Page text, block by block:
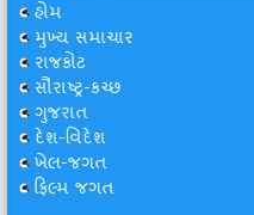
હોમ
મુખ્ય સમાચાર
રાજકોટ
સૌરાષ્ટ્ર-કચ્છ
ગુજરાત
દેશ-વિદેશ
ખેલ-જગત
ફિલ્મ જગત